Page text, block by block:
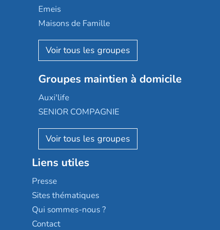
Domusvi
Happy Senior
Aquarelia
Nexity edenea
Les jardins d'Arcadie
Occitalia
Appartseniors
Reseda
Stella management
Les villages d'or
Sérénys
Résidences services Villa Médicis
Emeis
Maisons de Famille
Korian
Emera
Groupe SOS
Le Noble Âge
Almage
Résidalya
Groupe aplus
Groupes maintien à domicile
Auxi'life
SENIOR COMPAGNIE
AGE D'OR Services
Liens utiles
Presse
Sites thématiques
Qui sommes-nous ?
Contact